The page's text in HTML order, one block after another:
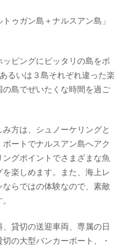
ゥガン島＋ナルスアン島」
ピングにピッタリの島をボ
るいは３島それぞれ違った楽
島でぜいたくな時間を過ご
方は、シュノーケリングと
ートでナルスアン島へアク
グポイントでさまざまな魚
楽しめます。また、海上レ
らではの体験なので、素敵
貸切の送迎車両、専属の日
の大型バンカーボート、・